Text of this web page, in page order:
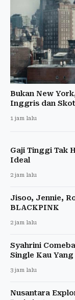
Bukan New
Inggris dan
1 jam lalu
Gaji Tinggi Tak
Ideal
2 jam lalu
Jisoo, Jennie,
BLACKPINK
2 jam lalu
Syahrini
Single Kau
3 jam lalu
Nusantara